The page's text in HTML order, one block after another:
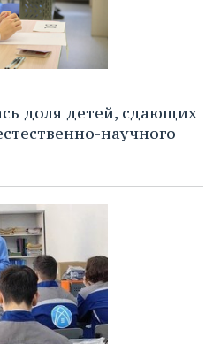
доля детей, сдающих
научного